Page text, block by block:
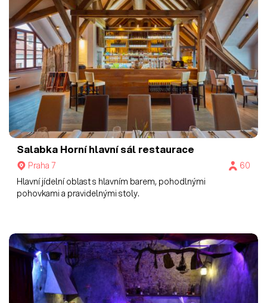
Salabka Horní hlavní sál restaurace
Praha 7
60
Hlavní jídelní oblast s hlavním barem, pohodlnými
pohovkami a pravidelnými stoly.